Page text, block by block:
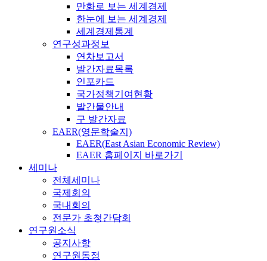
만화로 보는 세계경제
한눈에 보는 세계경제
세계경제통계
연구성과정보
연차보고서
발간자료목록
인포카드
국가정책기여현황
발간물안내
구 발간자료
EAER(영문학술지)
EAER(East Asian Economic Review)
EAER 홈페이지 바로가기
세미나
전체세미나
국제회의
국내회의
전문가 초청간담회
연구원소식
공지사항
연구원동정